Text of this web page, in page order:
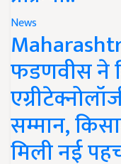
News
फडणवीस ने
सम्मान,
मिली नई